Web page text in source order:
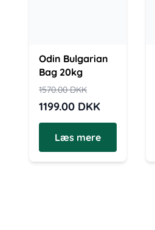
Odin Bulgarian
Bag 20kg
1570.00DKK
1199.00 DKK
Læs mere